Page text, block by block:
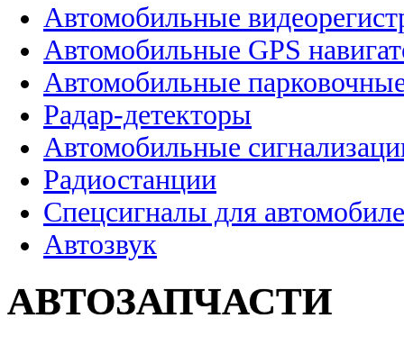
Автомобильные
Автомобильные GPS
Автомобильные
Радар-детекторы
Автомобильные
Радиостанции
Спецсигналы для
Автозвук
АВТОЗАПЧАСТИ